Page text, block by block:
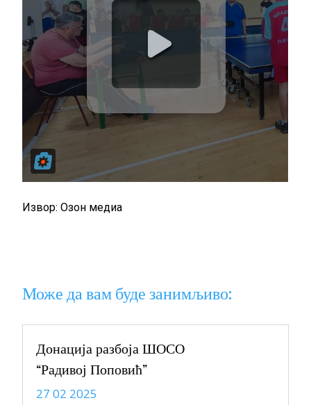
Извор: Озон медиа
Може да вам буде занимљиво:
Донација разбоја ШОСО
“Радивој Поповић”
27 02 2025